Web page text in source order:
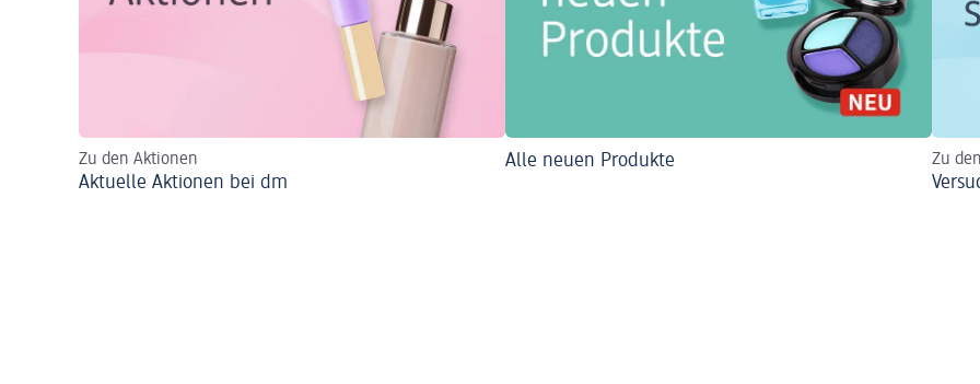
Zu den Aktionen
Aktuelle Aktionen bei dm
Alle neuen Produkte Zu